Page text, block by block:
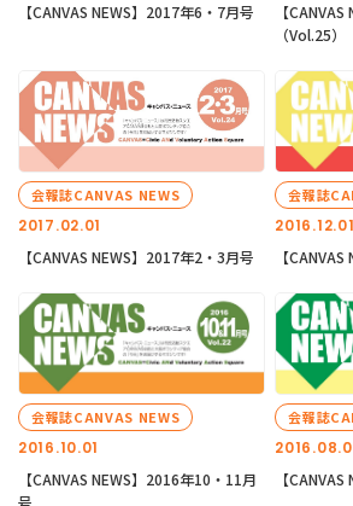
【CANVAS NEWS】2017年6・7月号
【
（Vol.25）
2017.02.01
会報誌CANVAS NEWS
【CANVAS NEWS】2017年2・3月号
2016.12.01
会報誌
【
2016.10.01
会報誌CANVAS NEWS
【CANVAS NEWS】2016年10・11月
号
会報誌
【